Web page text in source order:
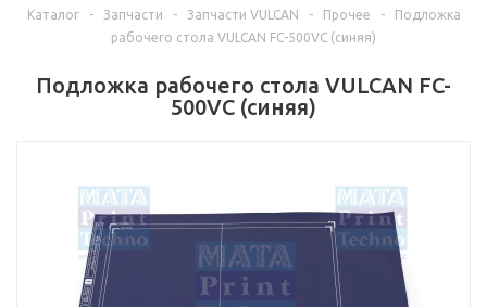
Каталог - Запчасти - Запчасти VULCAN - Прочее -
Подложка
рабочего стола VULCAN FC-500VC (синяя)
Подложка рабочего стола VULCAN FC-
500VC (синяя)